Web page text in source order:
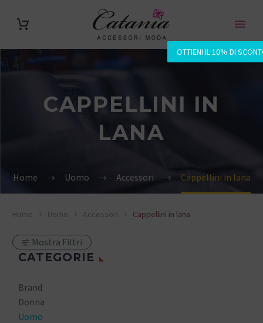
OTTIENI IL 10% DI
CAPPELLINI IN
LANA
Home Uomo Accessori Cappellini in lana
Home Uomo Accessori Cappellini in lana
Mostra Filtri
CATEGORIE
Brand
Donna
Uomo